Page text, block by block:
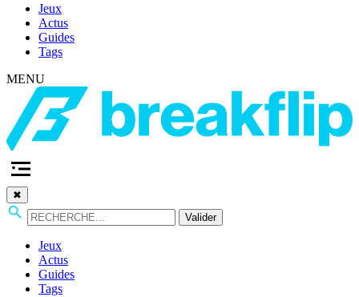
Jeux
Actus
Guides
Tags
MENU
✖
Valider
Jeux
Actus
Guides
Tags